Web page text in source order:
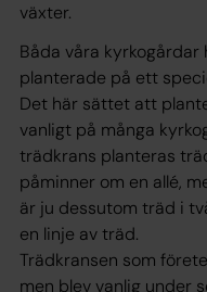
växter.
Båda våra
planterade på ett
Det här sättet att
vanligt på många
trädkrans planteras
påminner om en allé,
är ju dessutom träd i
en linje av träd.
Trädkransen som
men blev vanlig under